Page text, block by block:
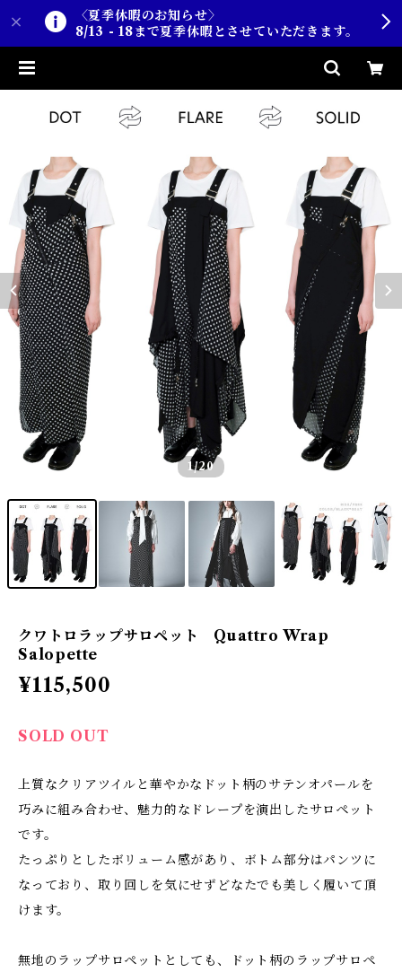
〈夏季休暇のお知らせ〉
8/13 - 18まで夏季休暇とさせていただきます。
1/20
クワトロラップサロペット Quattro Wrap
Salopette
¥115,500
SOLD OUT
上質なクリアツイルと華やかなドット柄のサテンオパールを
巧みに組み合わせ、魅力的なドレープを演出したサロペット
です。
たっぷりとしたボリューム感があり、ボトム部分はパンツに
なっており、取り回しを気にせずどなたでも美しく履いて頂
けます。
無地のラップサロペットとしても、ドット柄のラップサロペ